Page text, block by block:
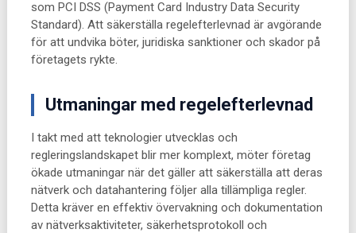
som PCI DSS (Payment Card Industry Data Security
Standard). Att säkerställa regelefterlevnad är avgörande
för att undvika böter, juridiska sanktioner och skador på
företagets rykte.
Utmaningar med regelefterlevnad
I takt med att teknologier utvecklas och
regleringslandskapet blir mer komplext, möter företag
ökade utmaningar när det gäller att säkerställa att deras
nätverk och datahantering följer alla tillämpliga regler.
Detta kräver en effektiv övervakning och dokumentation
av nätverksaktiviteter, säkerhetsprotokoll och